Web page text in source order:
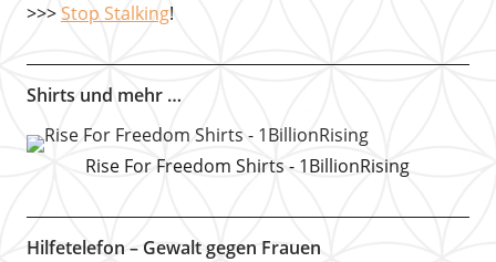
>>> Stop Stalking!
Shirts und mehr …
Rise For Freedom Shirts - 1BillionRising
Hilfetelefon – Gewalt gegen Frauen